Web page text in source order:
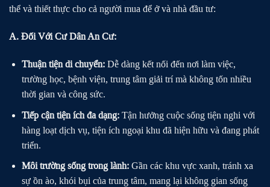
thể và thiết thực cho cả người mua để ở và nhà đầu tư:
A. Đối Với Cư Dân An Cư:
Thuận tiện di chuyển:Dễ dàng kết nối đến nơi làm việc,
trường học, bệnh viện, trung tâm giải trí mà không tốn nhiều
thời gian và công sức.
Tiếp cận tiện ích đa dạng:Tận hưởng cuộc sống tiện nghi với
hàng loạt dịch vụ, tiện ích ngoại khu đã hiện hữu và đang phát
triển.
Môi trường sống trong lành:Gần các khu vực xanh, tránh xa
sự ồn ào, khói bụi của trung tâm, mang lại không gian sống